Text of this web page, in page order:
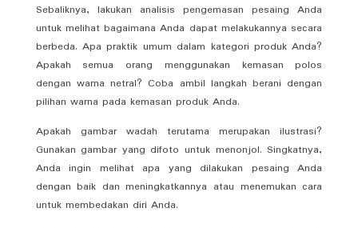
Sebaliknya, lakukan analisis pengemasan pesaing Anda
untuk melihat bagaimana Anda dapat melakukannya secara
berbeda. Apa praktik umum dalam kategori produk Anda?
Apakah semua orang menggunakan kemasan polos
dengan warna netral? Coba ambil langkah berani dengan
pilihan warna pada kemasan produk Anda.
Apakah gambar wadah terutama merupakan ilustrasi?
Gunakan gambar yang difoto untuk menonjol. Singkatnya,
Anda ingin melihat apa yang dilakukan pesaing Anda
dengan baik dan meningkatkannya atau menemukan cara
untuk membedakan diri Anda.